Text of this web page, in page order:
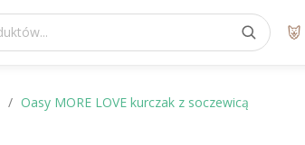
Oasy MORE LOVE kurczak z soczewicą